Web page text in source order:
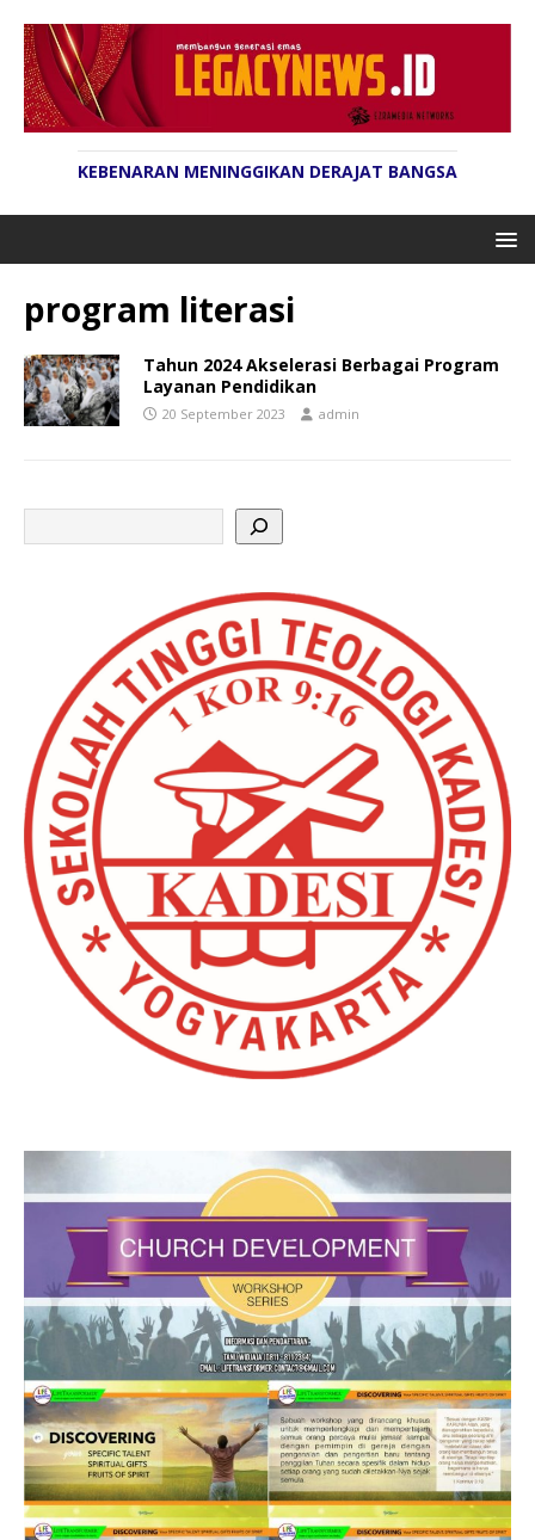
KEBENARAN MENINGGIKAN DERAJAT BANGSA
program literasi
Tahun 2024 Akselerasi Berbagai Program
Layanan Pendidikan
20 September 2023 admin